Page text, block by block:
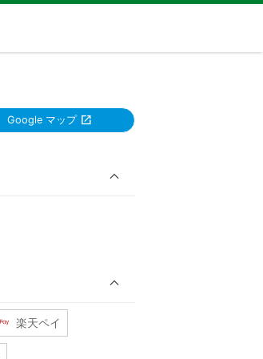
Google マップ
楽天ペイ